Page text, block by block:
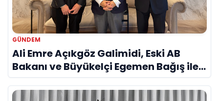
GÜNDEM
Ali Emre Açıkgöz Galimidi, Eski AB
Bakanı ve Büyükelçi Egemen Bağış ile
Bir Araya Geldi